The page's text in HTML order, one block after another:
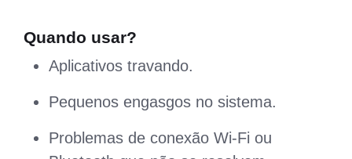
Quando usar?
Aplicativos travando.
Pequenos engasgos no sistema.
Problemas de conexão Wi-Fi ou